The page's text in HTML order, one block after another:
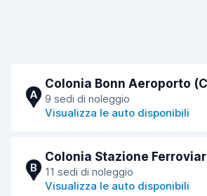
A
Colonia Bonn Aeroporto
9 sedi di noleggio
Visualizza le auto disponibili
B
Colonia Stazione
11 sedi di noleggio
Visualizza le auto disponibili